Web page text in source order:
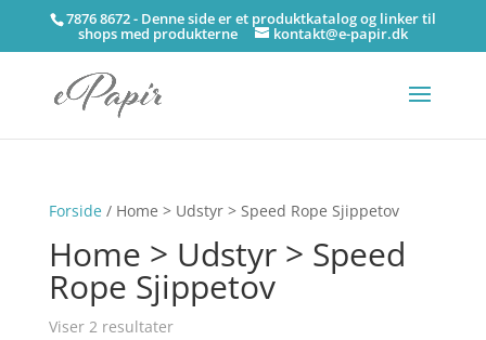
7876 8672 - Denne side er et produktkatalog og linker til
shops med produkterne kontakt@e-papir.dk
Forside/ Home > Udstyr > Speed Rope Sjippetov
Home > Udstyr > Speed
Rope Sjippetov
Viser 2 resultater